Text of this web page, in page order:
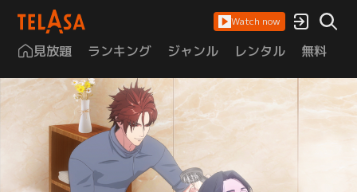
Watch now
見放題 ランキング ジャンル レンタル 無料